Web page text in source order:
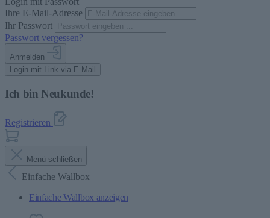
Ihre E-Mail-Adresse
Ihr Passwort
Passwort vergessen?
Anmelden
Login mit Link via E-Mail
Ich bin Neukunde!
Registrieren
Menü schließen
Einfache Wallbox
Einfache Wallbox anzeigen